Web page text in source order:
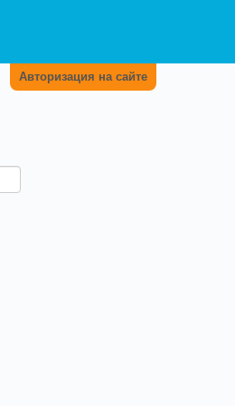
Авторизация на сайте